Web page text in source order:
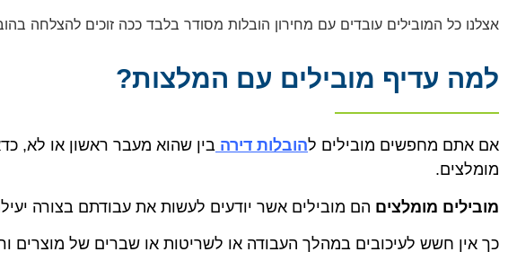
אצלנו כל המובילים עובדים עם מחירון הובלות מסודר בלבד ככה זוכים להצלחה
למה עדיף מובילים עם המלצות?
אם אתם מחפשים מובילים להובלות דירה בין שהוא מעבר ראשון או לא,
מומלצים.
מובילים מומלצים הם מובילים אשר יודעים לעשות את עבודתם בצורה
כך אין חשש לעיכובים במהלך העבודה או לשריטות או שברים של מוצרים